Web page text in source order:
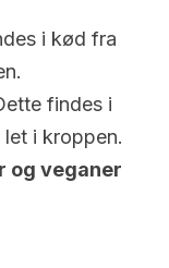
i kød fra
findes i
i kroppen.
og veganer